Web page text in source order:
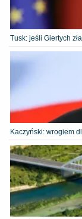
Tusk: jeśli Giertych
Kaczyński: wrogiem